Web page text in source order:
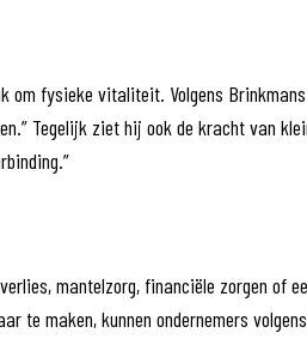
om fysieke vitaliteit. Volgens
Tegelijk ziet hij ook de kracht van
mantelzorg, financiële zorgen
te maken, kunnen ondernemers